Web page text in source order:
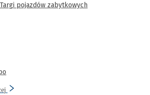
pojazdów zabytkowych